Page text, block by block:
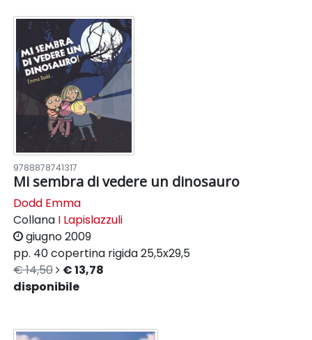
9788878741317
Mi sembra di vedere un dinosauro
Dodd Emma
Collana I Lapislazzuli
giugno 2009
pp. 40copertina rigida25,5x29,5
€ 14,50
€ 13,78
disponibile